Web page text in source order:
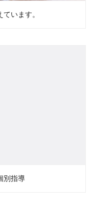
います。
別指導